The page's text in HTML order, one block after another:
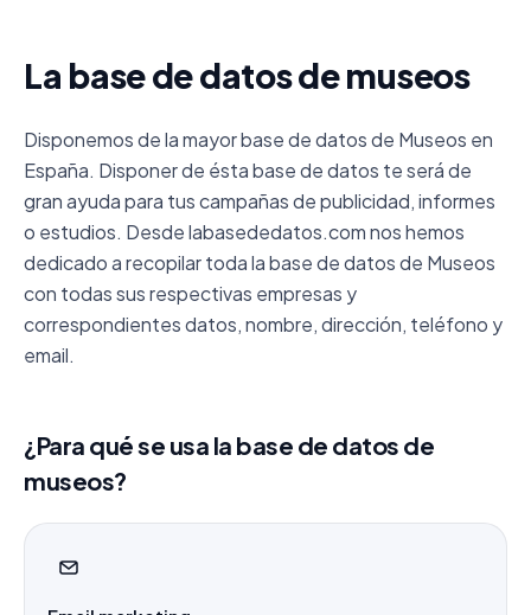
La base de datos de museos
Disponemos de la mayor base de datos de Museos en
España. Disponer de ésta base de datos te será de
gran ayuda para tus campañas de publicidad, informes
o estudios. Desde labasededatos.com nos hemos
dedicado a recopilar toda la base de datos de Museos
con todas sus respectivas empresas y
correspondientes datos, nombre, dirección, teléfono y
email.
¿Para qué se usa la base de datos de
museos?